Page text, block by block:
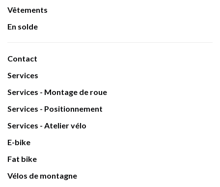
Vêtements
En solde
Contact
Services
Services - Montage de roue
Services - Positionnement
Services - Atelier vélo
E-bike
Fat bike
Vélos de montagne